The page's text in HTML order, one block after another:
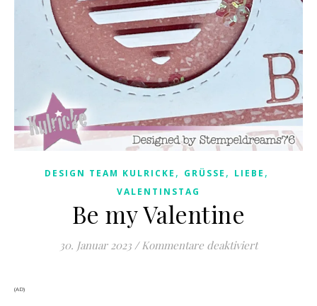
DESIGN TEAM KULRICKE , GRÜSSE , LIEBE ,
VALENTINSTAG
Be my Valentine
30. Januar 2023 / Kommentare deaktiviertfür Be my
(AD)